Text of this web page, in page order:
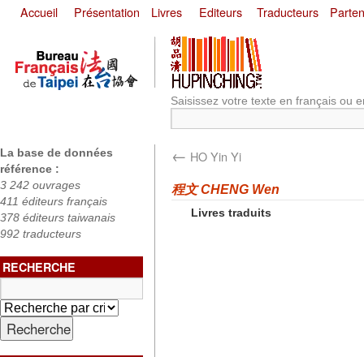
Accueil Présentation Livres Editeurs Traducteurs
Saisissez votre texte en français ou
La base de données
référence :
3 242 ouvrages
411 éditeurs français
378 éditeurs taiwanais
992 traducteurs
RECHERCHE
← HO Yin Yi
程文 CHENG Wen
Livres traduits